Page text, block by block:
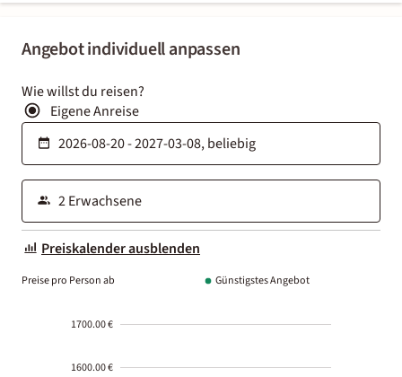
Angebot individuell anpassen
Wie willst du reisen?
Eigene Anreise
Preiskalender ausblenden
Preise pro Person ab Günstigstes Angebot
1700.00 €
1600.00 €